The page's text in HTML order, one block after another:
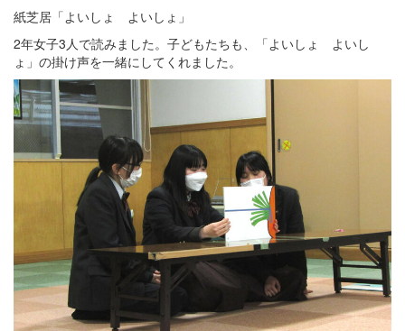
紙芝居「よいしょ よいしょ」
2年女子3人で読みました。子どもたちも、「よいしょ よいし
ょ」の掛け声を一緒にしてくれました。